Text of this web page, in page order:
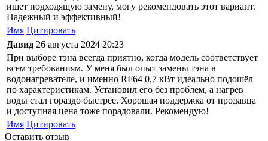
ищет подходящую замену, могу рекомендовать этот вариант.
Надежный и эффективный!
Имя Цитировать
Давид 26 августа 2024 20:23
При выборе тэна всегда приятно, когда модель соответствует
всем требованиям. У меня был опыт замены тэна в
водонагревателе, и именно RF64 0,7 кВт идеально подошёл
по характеристикам. Установил его без проблем, а нагрев
воды стал гораздо быстрее. Хорошая поддержка от продавца
и доступная цена тоже порадовали. Рекомендую!
Имя Цитировать
Оставить отзыв